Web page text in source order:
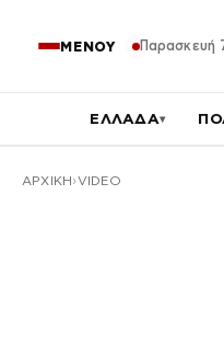
ΜΕΝΟΥ Παρασκευή
ΕΛΛΑΔΑ▾
ΑΡΧΙΚΉ VIDEO